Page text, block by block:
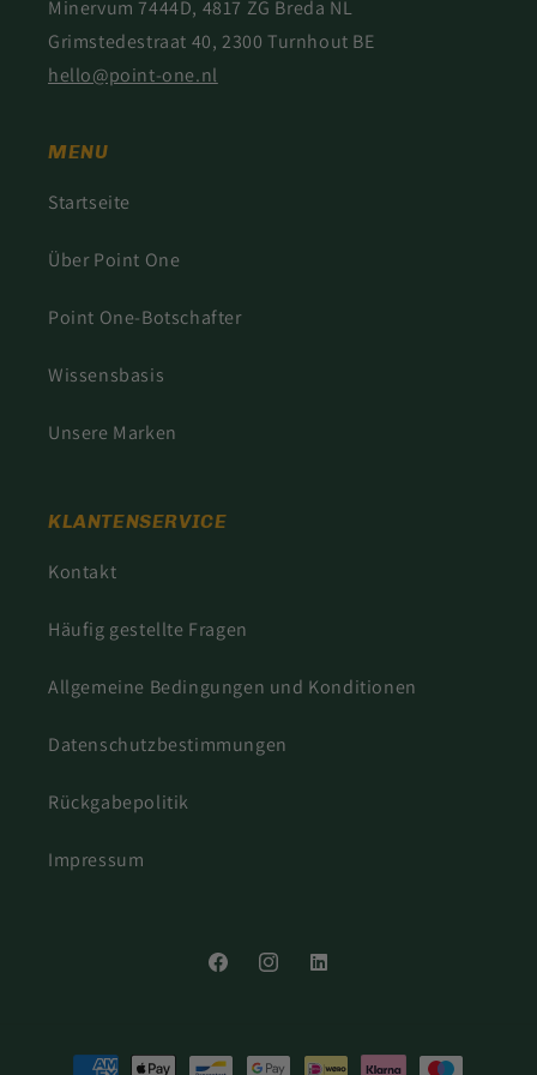
Minervum 7444D, 4817 ZG Breda NL
Grimstedestraat 40, 2300 Turnhout BE
hello@point-one.nl
MENU
Startseite
Über Point One
Point One-Botschafter
Wissensbasis
Unsere Marken
KLANTENSERVICE
Kontakt
Häufig gestellte Fragen
Allgemeine Bedingungen und Konditionen
Datenschutzbestimmungen
Rückgabepolitik
Impressum
FacebookInstagramLinkedIn
Zahlungsmethoden